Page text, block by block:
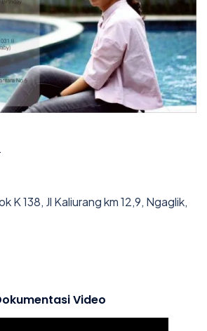
K 138, Jl Kaliurang km 12,9, Ngaglik,
Video